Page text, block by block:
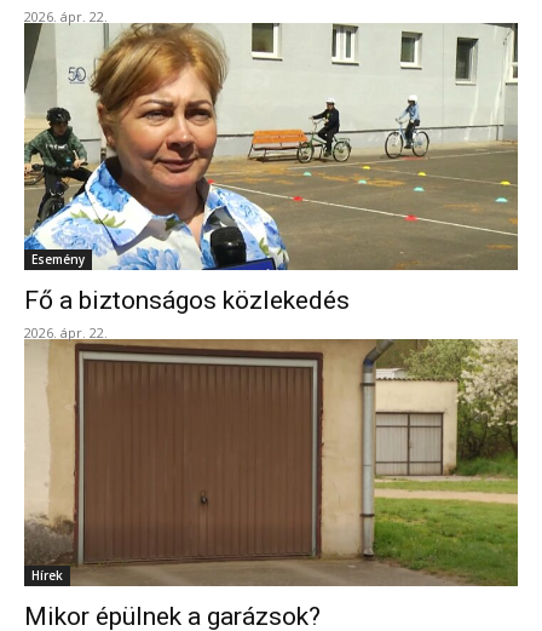
2026. ápr. 22.
Esemény
Fő a biztonságos közlekedés
2026. ápr. 22.
Hírek
Mikor épülnek a garázsok?